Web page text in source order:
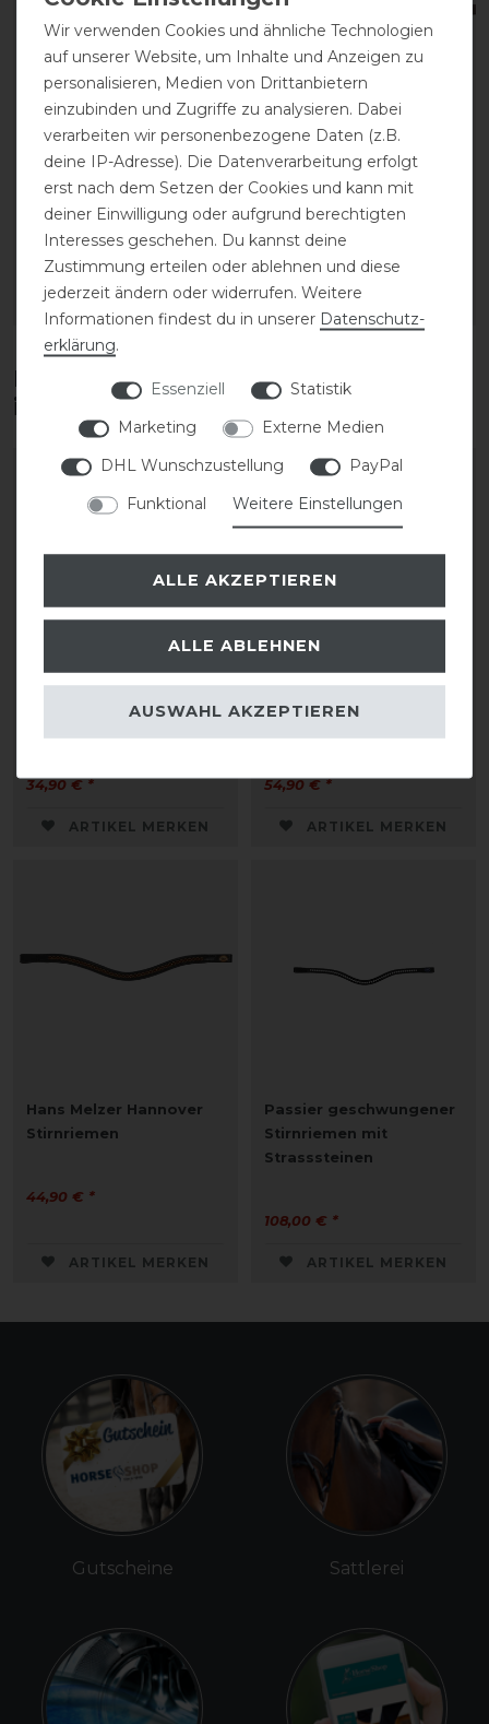
Beris Olivenkopfgebiss
Comfortstange dünn,
statt 89,95 €
76,50 € *
Schockemöhle Gripzügel
60,00 € *
Diese Produkte könnten dich auch
interessieren
34,90 € *
ARTIKEL MERKEN
Stirnriemen
54,90 € *
ARTIKEL MERKEN
Hans Melzer Hannover
Stirnriemen
44,90 € *
ARTIKEL MERKEN
Passier geschwungener
Stirnriemen mit
Strasssteinen
108,00 € *
ARTIKEL MERKEN
Gutscheine Sattlerei
Wir verwenden Cookies und ähnliche Technologien
auf unserer Website, um Inhalte und Anzeigen zu
personalisieren, Medien von Drittanbietern
einzubinden und Zugriffe zu analysieren. Dabei
verarbeiten wir personenbezogene Daten (z.B.
deine IP-Adresse). Die Datenverarbeitung erfolgt
erst nach dem Setzen der Cookies und kann mit
deiner Einwilligung oder aufgrund berechtigten
Interesses geschehen. Du kannst deine
Zustimmung erteilen oder ablehnen und diese
jederzeit ändern oder widerrufen. Weitere
Informationen findest du in unserer Daten­schutz­
erklärung.
Essenziell
Statistik
Marketing
Externe Medien
DHL Wunschzustellung
PayPal
Funktional
Weitere Einstellungen
ALLE AKZEPTIEREN
ALLE ABLEHNEN
AUSWAHL AKZEPTIEREN